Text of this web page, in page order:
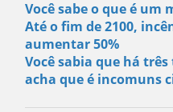
Você sabe o que é um
Até o fim de 2100,
aumentar 50%
Você sabia que há
acha que é incomuns